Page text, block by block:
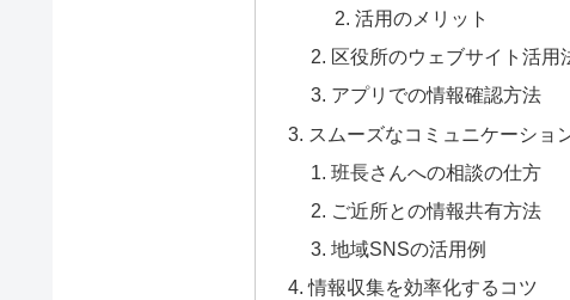
活用のメリット
区役所のウェブサイト活用
アプリでの情報確認方法
スムーズなコミュニケーショ
班長さんへの相談の仕方
ご近所との情報共有方法
地域SNSの活用例
情報収集を効率化するコツ